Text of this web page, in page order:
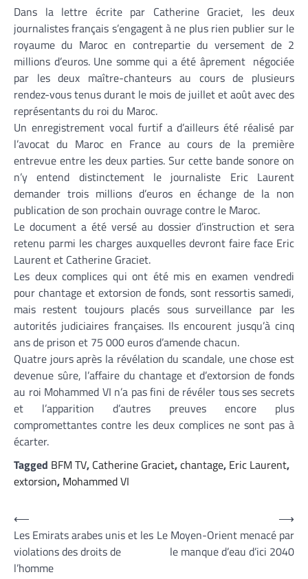
Dans la lettre écrite par Catherine Graciet, les deux
journalistes français s’engagent à ne plus rien publier sur le
royaume du Maroc en contrepartie du versement de 2
millions d’euros. Une somme qui a été âprement négociée
par les deux maître-chanteurs au cours de plusieurs
rendez-vous tenus durant le mois de juillet et août avec des
représentants du roi du Maroc.
Un enregistrement vocal furtif a d’ailleurs été réalisé par
l’avocat du Maroc en France au cours de la première
entrevue entre les deux parties. Sur cette bande sonore on
n’y entend distinctement le journaliste Eric Laurent
demander trois millions d’euros en échange de la non
publication de son prochain ouvrage contre le Maroc.
Le document a été versé au dossier d’instruction et sera
retenu parmi les charges auxquelles devront faire face Eric
Laurent et Catherine Graciet.
Les deux complices qui ont été mis en examen vendredi
pour chantage et extorsion de fonds, sont ressortis samedi,
mais restent toujours placés sous surveillance par les
autorités judiciaires françaises. Ils encourent jusqu’à cinq
ans de prison et 75 000 euros d’amende chacun.
Quatre jours après la révélation du scandale, une chose est
devenue sûre, l’affaire du chantage et d’extorsion de fonds
au roi Mohammed VI n’a pas fini de révéler tous ses secrets
et l’apparition d’autres preuves encore plus
compromettantes contre les deux complices ne sont pas à
écarter.
Tagged BFM TV, Catherine Graciet,chantage, Eric Laurent,
extorsion, Mohammed VI
Navigation
de
l’article
⟵
Les Emirats arabes unis et les
violations des droits de
l’homme
Le Moyen-Orient menacé par
le manque d’eau d’ici 2040
⟶